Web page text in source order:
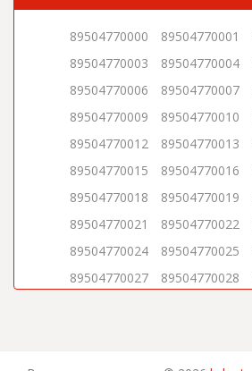
89504770000 89504770001
89504770003
89504770004
89504770006
89504770007
89504770009
89504770010
89504770012
89504770013
89504770015
89504770016
89504770018
89504770019
89504770021
89504770022
89504770024
89504770025
89504770027
89504770028